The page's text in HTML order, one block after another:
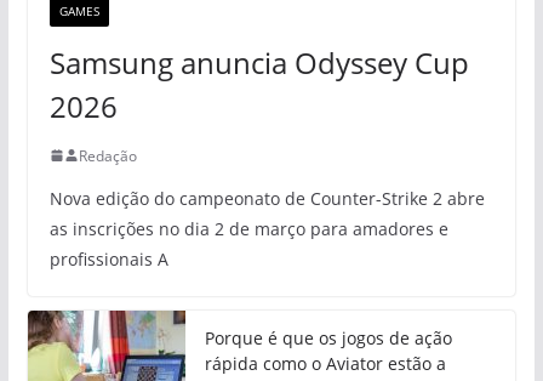
GAMES
Samsung anuncia Odyssey Cup
2026
Redação
Nova edição do campeonato de Counter-Strike 2 abre
as inscrições no dia 2 de março para amadores e
profissionais A
Porque é que os jogos de ação
rápida como o Aviator estão a